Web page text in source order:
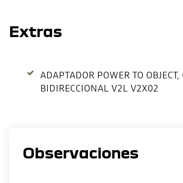
Extras
ADAPTADOR POWER TO OBJECT,
BIDIRECCIONAL V2L V2X02
Observaciones